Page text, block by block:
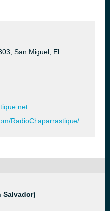
San Miguel, El
RadioChaparrastique/
Salvador)